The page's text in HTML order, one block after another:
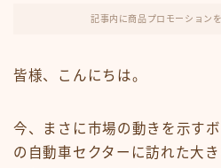
リスキング・ラーニング
記事内に商品プロモーション
皆様、こんにちは。
今、まさに市場の動きを示す
の自動車セクターに訪れた大